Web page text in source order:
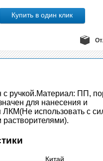
с ручкой.Материал: ПП,
для нанесения и
ЛКМ(Не использовать с
растворителями).
Китай